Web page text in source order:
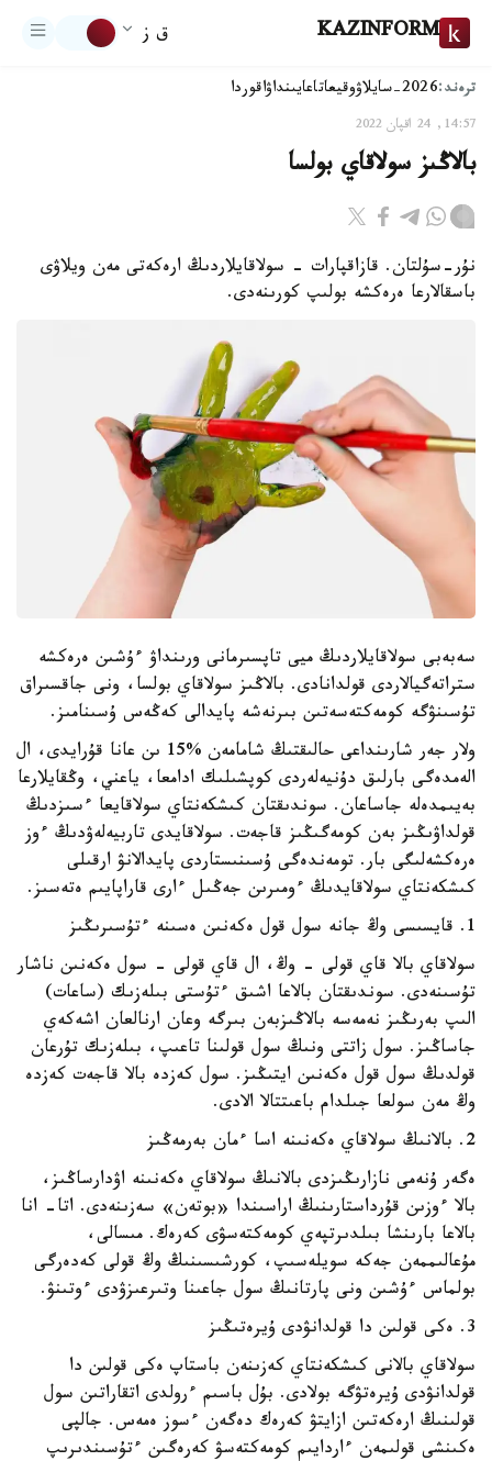
KAZINFORM ق ز
ترەند:2026-سايلاۋ وقيعاتاعايىنداۋاقوردا
14:57, 24 اقپان 2022
بالاڭىز سولاقاي بولسا
نۇر-سۇلتان. قازاقپارات - سولاقايلاردىڭ ارەكەتى مەن ويلاۋى
باسقالارعا ەرەكشە بولىپ كورىنەدى.
سەبەبى سولاقايلاردىڭ ميى تاپسىرمانى ورىنداۋ ءۇشىن ەرەكشە
ستراتەگيالاردى قولدانادى. بالاڭىز سولاقاي بولسا، ونى جاقسىراق
تۇسىنۋگە كومەكتەسەتىن بىرنەشە پايدالى كەڭەس ۇسىنامىز.
ولار جەر شارىنداعى حالىقتىڭ شامامەن %15 ىن عانا قۇرايدى، ال
الەمدەگى بارلىق دۇنيەلەردى كوپشىلىك ادامعا، ياعني، وڭقايلارعا
بەيىمدەلە جاساعان. سوندىقتان كىشكەنتاي سولاقايعا ءسىزدىڭ
قولداۋىڭىز بەن كومەگىڭىز قاجەت. سولاقايدى تاربيەلەۋدىڭ ءوز
ەرەكشەلىگى بار. تومەندەگى ۇسىنىستاردى پايدالانۋ ارقىلى
كىشكەنتاي سولاقايدىڭ ءومىرىن جەڭىل ءارى قاراپايىم ەتەسىز.
1. قايسىسى وڭ جانە سول قول ەكەنىن ەسىنە ءتۇسىرىڭىز
سولاقاي بالا قاي قولى - وڭ، ال قاي قولى - سول ەكەنىن ناشار
تۇسىنەدى. سوندىقتان بالاعا اشىق ءتۇستى بىلەزىك (ساعات)
الىپ بەرىڭىز نەمەسە بالاڭىزبەن بىرگە وعان ارنالعان اشەكەي
جاساڭىز. سول زاتتى ونىڭ سول قولىنا تاعىپ، بىلەزىك تۇرعان
قولدىڭ سول قول ەكەنىن ايتىڭىز. سول كەزدە بالا قاجەت كەزدە
وڭ مەن سولعا جىلدام باعىتتالا الادى.
2. بالانىڭ سولاقاي ەكەنىنە اسا ءمان بەرمەڭىز
ەگەر ۇنەمى نازارىڭىزدى بالانىڭ سولاقاي ەكەنىنە اۋدارساڭىز،
بالا ءوزىن قۇرداستارىنىڭ اراسىندا «بوتەن» سەزىنەدى. اتا- انا
بالاعا بارىنشا بىلدىرتپەي كومەكتەسۋى كەرەك. مىسالى،
مۇعالىممەن جەكە سويلەسىپ، كورشىسىنىڭ وڭ قولى كەدەرگى
بولماس ءۇشىن ونى پارتانىڭ سول جاعىنا وتىرعىزۋدى ءوتىنۋ.
3. ەكى قولىن دا قولدانۋدى ۇيرەتىڭىز
سولاقاي بالانى كىشكەنتاي كەزىنەن باستاپ ەكى قولىن دا
قولدانۋدى ۇيرەتۋگە بولادى. بۇل باسىم ءرولدى اتقاراتىن سول
قولىنىڭ ارەكەتىن ازايتۋ كەرەك دەگەن ءسوز ەمەس. جالپى
ەكىنشى قولىمەن ءاردايىم كومەكتەسۋ كەرەگىن ءتۇسىندىرىپ